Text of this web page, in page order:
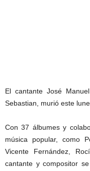
El cantante José
Sebastian, murió este
Con 37 álbumes y
música popular, como
Vicente Fernández,
cantante y compositor